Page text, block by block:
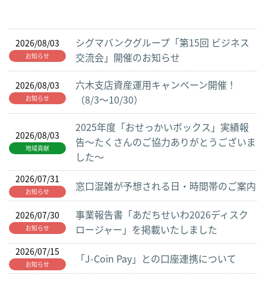
2026/08/03
お知らせ
シグマバンクグループ「第15回 ビジネス
交流会」開催のお知らせ
2026/08/03
お知らせ
六木支店資産運用キャンペーン開催！
（8/3～10/30）
2026/08/03
地域貢献
2025年度「おせっかいボックス」実績報
告～たくさんのご協力ありがとうございま
した～
2026/07/31
お知らせ 窓口混雑が予想される日・時間帯のご案内
2026/07/30
お知らせ
事業報告書「あだちせいわ2026ディスク
ロージャー」を掲載いたしました
2026/07/15
お知らせ 「J-Coin Pay」との口座連携について